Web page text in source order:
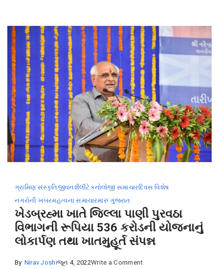
ગ્રામિણ સંસ્કૃતિજીવનશૈલીટેકનોલોજી સમાચારદિવસ વિશેષ
નગરોની ખબરમહત્વના સમાચારમારું ગુજરાત
ખેડબ્રહ્મા ખાતે જિલ્લા પાણી પુરવઠા
વિભાગની રૂપિયા 536 કરોડની યોજનાનું
લોકાર્પણ તથા ખાતમુહૂર્ત સંપન્ન
By Nirav Joshiજૂન 4, 2022Write a Commenton